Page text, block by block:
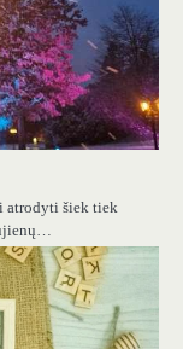
atrodyti šiek tiek